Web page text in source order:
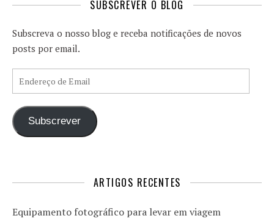
SUBSCREVER O BLOG
Subscreva o nosso blog e receba notificações de novos
posts por email.
Endereço de Email
Subscrever
ARTIGOS RECENTES
Equipamento fotográfico para levar em viagem